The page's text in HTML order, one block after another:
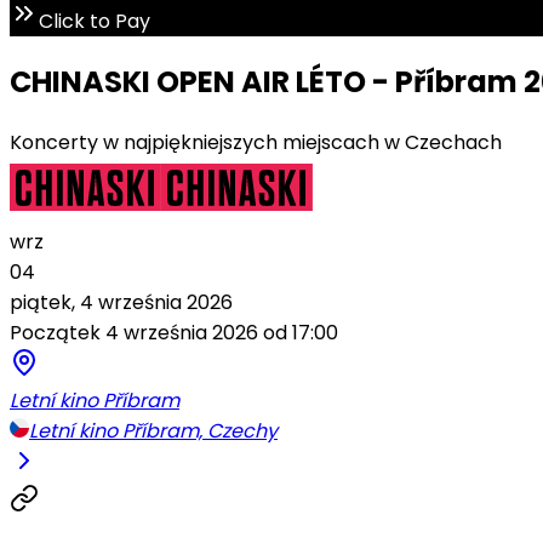
Click to Pay
CHINASKI OPEN AIR LÉTO - Příbram
Koncerty w najpiękniejszych miejscach w Czechach
wrz
04
piątek, 4 września 2026
Początek 4 września 2026 od 17:00
Letní kino Příbram
Letní kino Příbram, Czechy